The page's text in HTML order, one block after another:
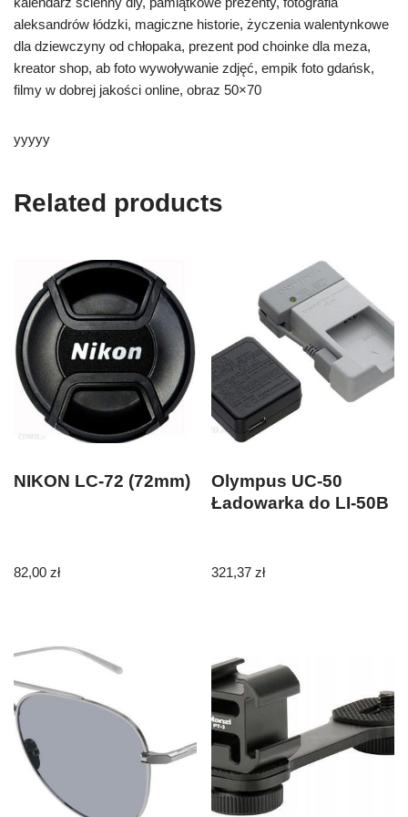
aleksandrów łódzki, magiczne historie, życzenia walentynkowe
dla dziewczyny od chłopaka, prezent pod choinke dla meza,
kreator shop, ab foto wywoływanie zdjęć, empik foto gdańsk,
filmy w dobrej jakości online, obraz 50×70
yyyyy
Related products
NIKON LC-72 (72mm)
82,00 zł
Olympus UC-50
Ładowarka do LI-50B
321,37zł